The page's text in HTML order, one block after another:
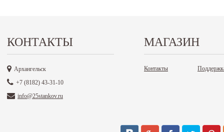
КОНТАКТЫ
Архангельск
+7 (8182) 43-31-10
info@25stankov.ru
МАГАЗИН
Контакты